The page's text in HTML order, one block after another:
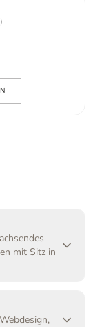
mit Sitz in